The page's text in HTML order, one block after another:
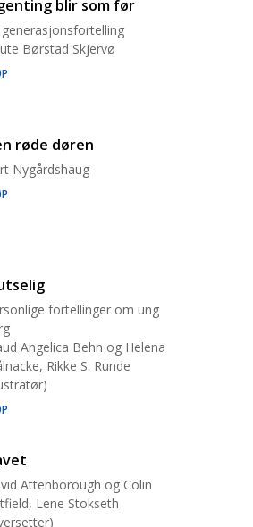
blir som før
generasjonsfortelling
Børstad Skjervø
røde døren
Nygårdshaug
fortellinger om ung
Angelica Behn og Helena
Rikke S. Runde
Attenborough og Colin
Lene Stokseth